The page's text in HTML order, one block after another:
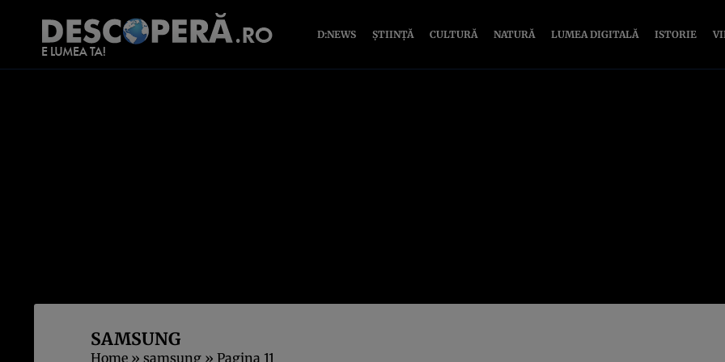
D:NEWS ȘTIINȚĂ CULTURĂ NATURĂ LUMEA DIGITALĂ ISTORIE
SAMSUNG
Home » samsung » Pagina 11